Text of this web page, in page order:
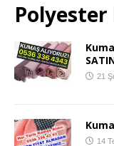
21
14